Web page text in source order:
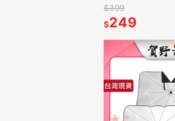
登山鍋 露營鍋
DS-101 DS101
$399
$249